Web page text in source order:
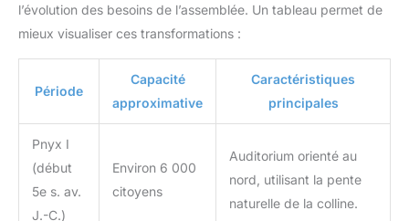
l’évolution des besoins de l’assemblée. Un tableau permet de
mieux visualiser ces transformations :
Période
Capacité
approximative
Caractéristiques
principales
Pnyx I
(début
5e s. av.
J.-C.)
Environ 6 000
citoyens
Auditorium orienté au
nord, utilisant la pente
naturelle de la colline.